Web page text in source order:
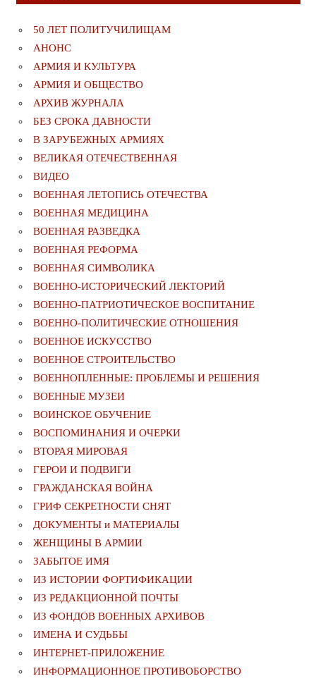
50 ЛЕТ ПОЛИТУЧИЛИЩАМ
АНОНС
АРМИЯ И КУЛЬТУРА
АРМИЯ И ОБЩЕСТВО
АРХИВ ЖУРНАЛА
БЕЗ СРОКА ДАВНОСТИ
В ЗАРУБЕЖНЫХ АРМИЯХ
ВЕЛИКАЯ ОТЕЧЕСТВЕННАЯ
ВИДЕО
ВОЕННАЯ ЛЕТОПИСЬ ОТЕЧЕСТВА
ВОЕННАЯ МЕДИЦИНА
ВОЕННАЯ РАЗВЕДКА
ВОЕННАЯ РЕФОРМА
ВОЕННАЯ СИМВОЛИКА
ВОЕННО-ИСТОРИЧЕСКИЙ ЛЕКТОРИЙ
ВОЕННО-ПАТРИОТИЧЕСКОЕ ВОСПИТАНИЕ
ВОЕННО-ПОЛИТИЧЕСКИE ОТНОШЕНИЯ
ВОЕННОЕ ИСКУССТВО
ВОЕННОЕ СТРОИТЕЛЬСТВО
ВОЕННОПЛЕННЫЕ: ПРОБЛЕМЫ И РЕШЕНИЯ
ВОЕННЫЕ МУЗЕИ
ВОИНСКОЕ ОБУЧЕНИЕ
ВОСПОМИНАНИЯ И ОЧЕРКИ
ВТОРАЯ МИРОВАЯ
ГЕРОИ И ПОДВИГИ
ГРАЖДАНСКАЯ ВОЙНА
ГРИФ СЕКРЕТНОСТИ СНЯТ
ДОКУМЕНТЫ и МАТЕРИАЛЫ
ЖЕНЩИНЫ В АРМИИ
ЗАБЫТОЕ ИМЯ
ИЗ ИСТОРИИ ФОРТИФИКАЦИИ
ИЗ РЕДАКЦИОННОЙ ПОЧТЫ
ИЗ ФОНДОВ ВОЕННЫХ АРХИВОВ
ИМЕНА И СУДЬБЫ
ИНТЕРНЕТ-ПРИЛОЖЕНИЕ
ИНФОРМАЦИОННОЕ ПРОТИВОБОРСТВО